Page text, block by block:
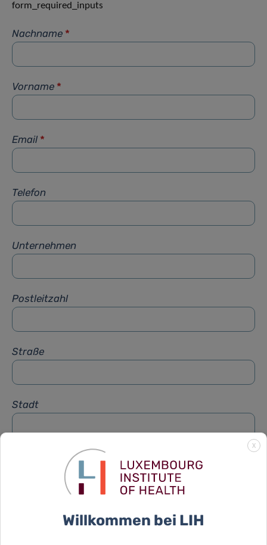
form_required_inputs
Nachname *
Vorname *
Email *
Telefon
Unternehmen
Postleitzahl
Straße
Stadt
X
Willkommen bei LIH